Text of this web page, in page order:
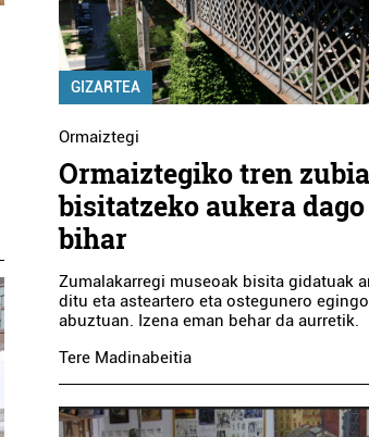
GIZARTEA
Ormaiztegi
Ormaiztegiko tren
bisitatzeko aukera dago
bihar
Zumalakarregi museoak bisita gidatuak
ditu eta asteartero eta ostegunero
abuztuan. Izena eman behar da aurretik.
Tere Madinabeitia